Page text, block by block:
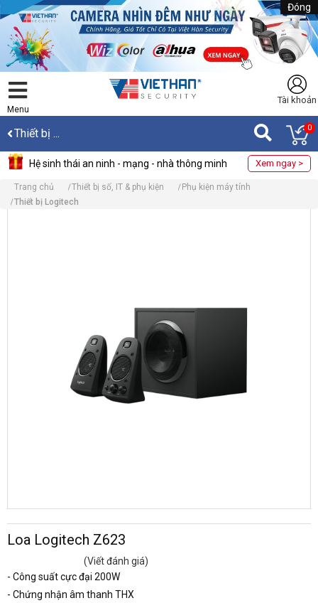
Đóng
Menu
Tài khoản
Thiết bị ... 0
Hệ sinh thái an ninh - mạng - nhà thông minh Xem ngay >
Trang chủ Thiết bị số, IT & phụ kiện
Phụ kiện máy tính
Thiết bị Logitech
Loa Logitech Z623
(Viết đánh giá)
- Công suất cực đại 200W
- Chứng nhận âm thanh THX